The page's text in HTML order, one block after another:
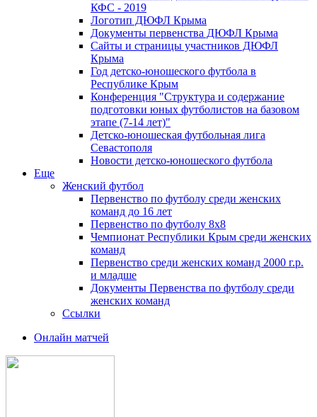
КФС - 2019
Логотип ДЮФЛ Крыма
Документы первенства ДЮФЛ Крыма
Сайты и страницы участников ДЮФЛ
Крыма
Год детско-юношеского футбола в
Республике Крым
Конференция "Структура и содержание
подготовки юных футболистов на базовом
этапе (7-14 лет)"
Детско-юношеская футбольная лига
Севастополя
Новости детско-юношеского футбола
Еще
Женский футбол
Первенство по футболу среди женских
команд до 16 лет
Первенство по футболу 8х8
Чемпионат Республики Крым среди женских
команд
Первенство среди женских команд 2000 г.р.
и младше
Документы Первенства по футболу среди
женских команд
Ссылки
Онлайн матчей